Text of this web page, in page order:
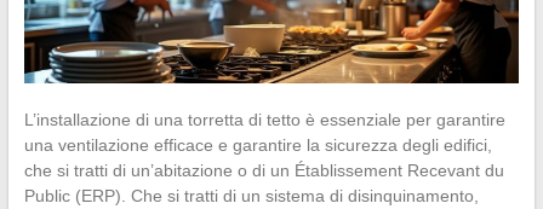
L’installazione di una torretta di tetto è essenziale per garantire
una ventilazione efficace e garantire la sicurezza degli edifici,
che si tratti di un’abitazione o di un Établissement Recevant du
Public (ERP). Che si tratti di un sistema di disinquinamento,